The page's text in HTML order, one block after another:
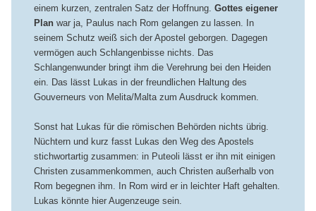
einem kurzen, zentralen Satz der Hoffnung. Gottes eigener
Planwar ja, Paulus nach Rom gelangen zu lassen. In
seinem Schutz weiß sich der Apostel geborgen. Dagegen
vermögen auch Schlangenbisse nichts. Das
Schlangenwunder bringt ihm die Verehrung bei den Heiden
ein. Das lässt Lukas in der freundlichen Haltung des
Gouverneurs von Melita/Malta zum Ausdruck kommen.
Sonst hat Lukas für die römischen Behörden nichts übrig.
Nüchtern und kurz fasst Lukas den Weg des Apostels
stichwortartig zusammen: in Puteoli lässt er ihn mit einigen
Christen zusammenkommen, auch Christen außerhalb von
Rom begegnen ihm. In Rom wird er in leichter Haft gehalten.
Lukas könnte hier Augenzeuge sein.